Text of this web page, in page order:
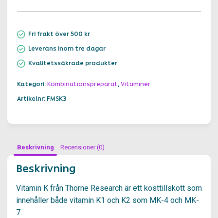
(60
mängdFri frakt över 500 kr
Leverans inom tre dagar
Kvalitetssäkrade produkter
Kategori: Kombinationspreparat, Vitaminer
Artikelnr: FMSK3
Beskrivning Recensioner (0)
Beskrivning
Vitamin K från Thorne Research är ett kosttillskott som
innehåller både vitamin K1 och K2 som MK-4 och MK-
7.